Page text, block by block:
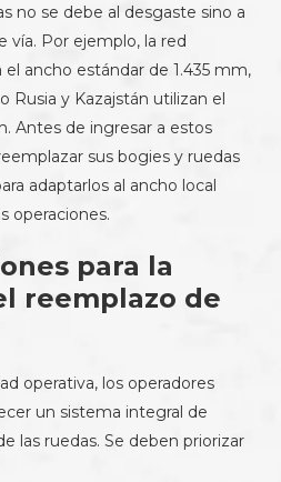
no se debe al desgaste sino a
vía. Por ejemplo, la red
ancho estándar de 1.435 mm,
Rusia y Kazajstán utilizan el
Antes de ingresar a estos
sus bogies y ruedas
adaptarlos al ancho local
operaciones.
para la
reemplazo de
operativa, los operadores
un sistema integral de
las ruedas. Se deben priorizar